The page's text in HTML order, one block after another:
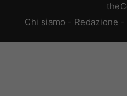
Chi siamo - Redazione -